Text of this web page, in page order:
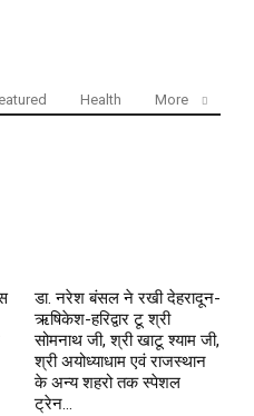
Health More
डा. नरेश बंसल ने रखी देहरादून-
ऋषिकेश-हरिद्वार टू श्री
सोमनाथ जी, श्री खाटू श्याम जी,
श्री अयोध्याधाम एवं राजस्थान
के अन्य शहरो तक स्पेशल
ट्रेन...